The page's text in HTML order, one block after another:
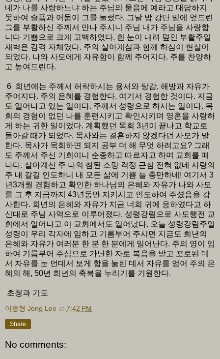
네가 나를 사랑하느냐 하는 주님의 물음에 예라고 대답하지
못하여 슬픔과 어둠이 그를 눌렀다. 그날 밤 강단 밑에 엎드린
그를 부활하신 주께서 만나 주시니 주님 내가 주님을 사랑합
니다 기쁨으로 크게 고백하였다. 흰 눈이 내려 덮인 부활주일
새벽은 감격 자체였다. 주의 살아계심과 함께 하심이 현실이
되었다. 나와 사모에게 자유함이 함께 주어지다. 주를 찬양하
고 높여드린다.
6 희년에는 주께서 허락하시는 용서와 탕감, 해방과 자유가
주어지다. 주의 은혜를 경험한다. 여기서 경험한 것이다. 지금
도 일어나고 있는 일이다. 주께서 성령으로 하시는 일이다. 목
회의 경험이 없던 나를 훈련시키고 확인시키며 영혼을 사랑하
게 하는 귀한 일이었다. 계획했던 목회 3년이 끝나고 학교로
돌아갈 때가 되었다. 목사와는 결혼하지 않겠다던 사모가 말
한다. 목사가 목회하면 되지 공부 더 해 무엇 하려고요? 그래
도 주께서 주신 기회이니 순종하고 따르자고 하며 교회를 떠
나다. 살아계신 주 나의 참된 소망 걱정 근심 전혀 없네 사랑의
주 내 갈길 인도하니 내 모든 삶에 기쁨 늘 충만하네! 여기서 3
년3개월 경험하고 확인한 하나님의 은혜와 자유가 나와 사모
를 그 후 지금까지 43년동안 지키시고 인도하여 주셨음을 감
사한다. 희년의 은혜와 자유가 지금 너희 귀에 응하였다고 하
신대로 주님 사역으로 이루어졌다. 성령강림으로 사도행전 교
회에서 일어나고 이 교회에서도 일어났다. 오늘 성령강림주일
성령이 우리 각자에 임하고 기름부어 주시면 지금도 희년의
은혜와 자유가 여러분 한 분 한 분에게 일어난다. 주의 영이 임
하여 기름부어 주심으로 가난한 자로 복음을 받고 포로된 데
서 자유를 눈 먼데서 보게 함을 눌린 데서 자유를 얻어 주의 은
혜의 해, 50년 희년의 축복을 누리기를 기원한다.
초청과 기도
이종형 Jong Lee at 7:42 PM
Share
No comments: